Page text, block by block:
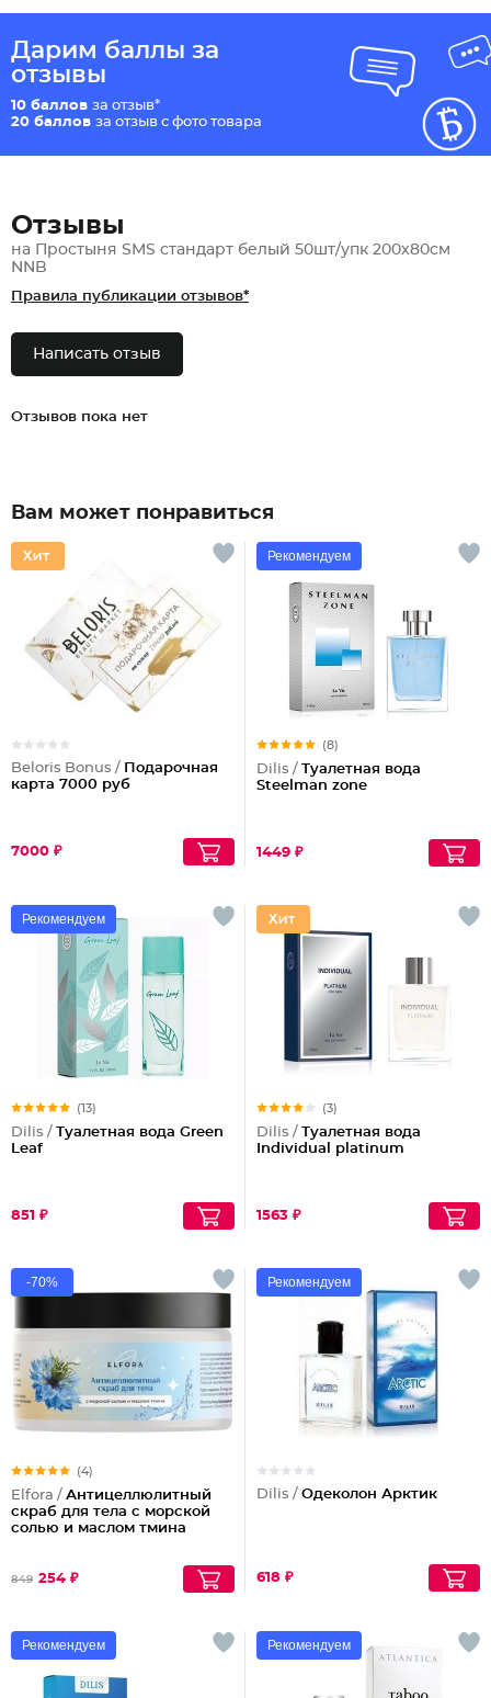
Дарим баллы за
отзывы
10 баллов за отзыв*
20 баллов за отзыв с фото товара
Отзывы
на Простыня SMS стандарт белый 50шт/упк 200х80см
NNB
Правила публикации отзывов*
Написать отзыв
Отзывов пока нет
Вам может понравиться
Beloris Bonus / Подарочная
карта 7000 руб
7000 ₽
Рекомендуем
(8)
Dilis / Туалетная вода
Steelman zone
1449 ₽
Рекомендуем
(13)
Dilis / Туалетная вода Green
Leaf
851 ₽
(3)
Dilis / Туалетная вода
Individual platinum
1563 ₽
-70%
(4)
Elfora / Антицеллюлитный
скраб для тела с морской
солью и маслом тмина
849 254 ₽
Рекомендуем
Dilis / Одеколон Арктик
618 ₽
Рекомендуем Рекомендуем